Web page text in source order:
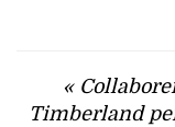
«
Timberland